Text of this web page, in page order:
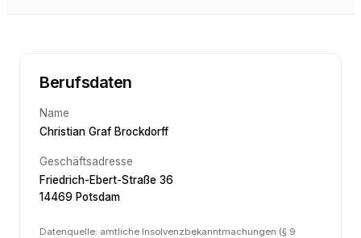
Berufsdaten
Name
Christian Graf Brockdorff
Geschäftsadresse
Friedrich-Ebert-Straße 36
14469 Potsdam
Datenquelle: amtliche Insolvenzbekanntmachungen (§ 9